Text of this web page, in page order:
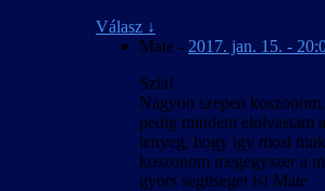
Válasz ↓
Mate - 2017. jan. 15. -
Szia!
Nagyon szepen
pedig mindent elolvastam
lenyeg, hogy igy most
koszonom megegyszer a
gyors segitseget is! Mate